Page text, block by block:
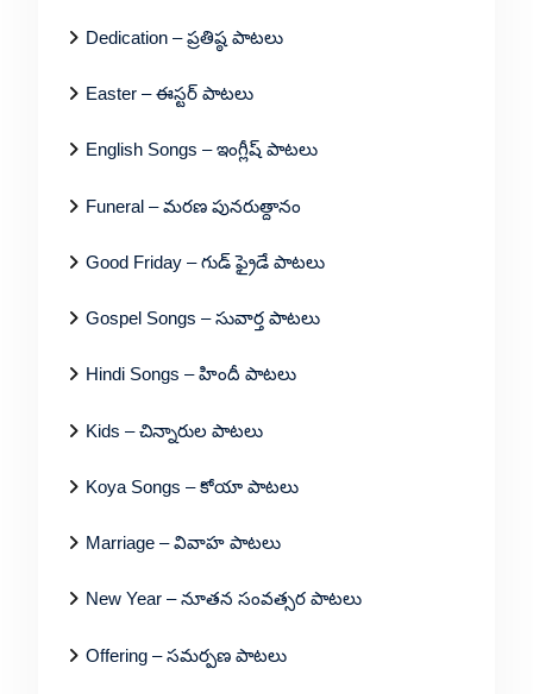
Dedication – ప్రతిష్ఠ పాటలు
Easter – ఈస్టర్ పాటలు
English Songs – ఇంగ్లీష్ పాటలు
Funeral – మరణ పునరుత్దానం
Good Friday – గుడ్ ఫ్రైడే పాటలు
Gospel Songs – సువార్త పాటలు
Hindi Songs – హిందీ పాటలు
Kids – చిన్నారుల పాటలు
Koya Songs – కోయా పాటలు
Marriage – వివాహ పాటలు
New Year – నూతన సంవత్సర పాటలు
Offering – సమర్పణ పాటలు